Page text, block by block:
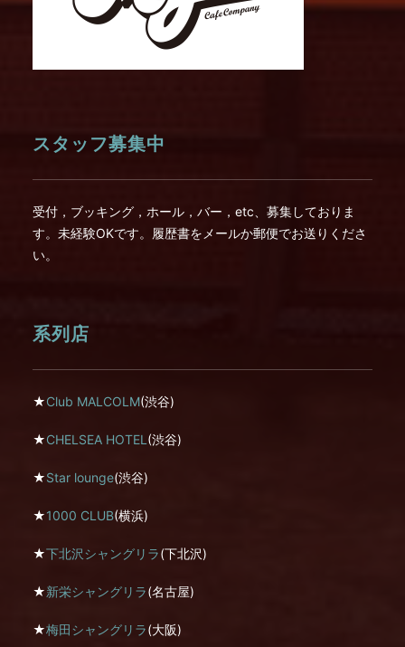
スタッフ募集中
受付，ブッキング，ホール，バー，etc、募集しておりま
す。未経験OKです。履歴書をメールか郵便でお送りくださ
い。
系列店
★Club MALCOLM(渋谷)
★CHELSEA HOTEL (渋谷)
★Star lounge(渋谷)
★1000 CLUB(横浜)
★下北沢シャングリラ(下北沢)
★新栄シャングリラ(名古屋)
★梅田シャングリラ(大阪)